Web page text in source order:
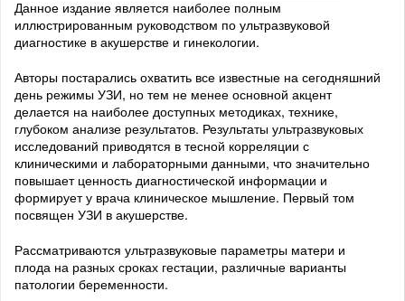
Данное издание является наиболее полным
иллюстрированным руководством по ультразвуковой
диагностике в акушерстве и гинекологии.
Авторы постарались охватить все известные на сегодняшний
день режимы УЗИ, но тем не менее основной акцент
делается на наиболее доступных методиках, технике,
глубоком анализе результатов. Результаты ультразвуковых
исследований приводятся в тесной корреляции с
клиническими и лабораторными данными, что значительно
повышает ценность диагностической информации и
формирует у врача клиническое мышление. Первый том
посвящен УЗИ в акушерстве.
Рассматриваются ультразвуковые параметры матери и
плода на разных сроках гестации, различные варианты
патологии беременности.